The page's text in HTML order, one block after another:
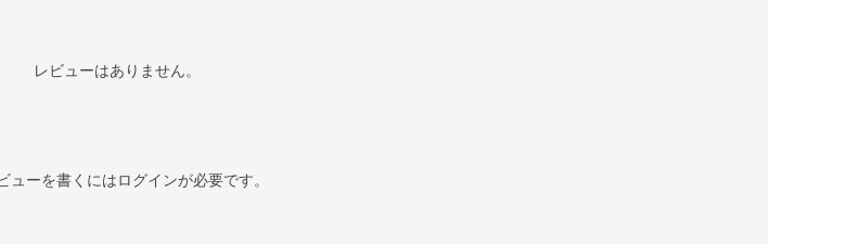
レビューはありません。
ューを書くにはログインが必要です。